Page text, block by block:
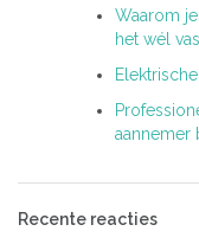
Waarom
het wél
aannemer
Recente reacties